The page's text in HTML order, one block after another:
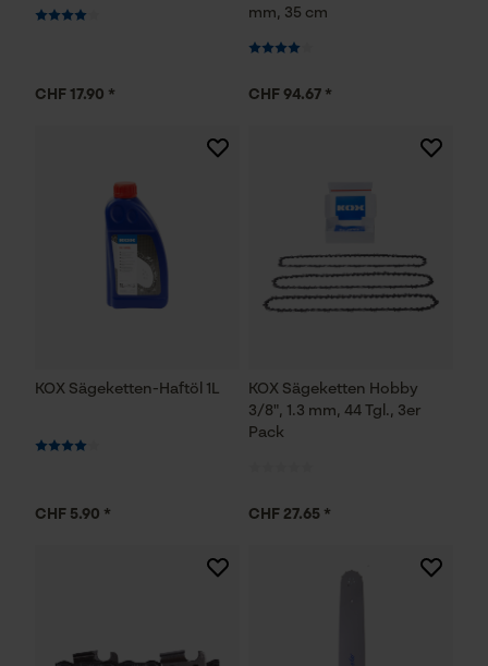
CHF 17.90 *
mm, 35 cm
CHF 94.67 *
KOX Sägeketten-Haftöl 1L
CHF 5.90 *
KOX Sägeketten Hobby
3/8", 1.3 mm, 44 Tgl., 3er
Pack
CHF 27.65 *